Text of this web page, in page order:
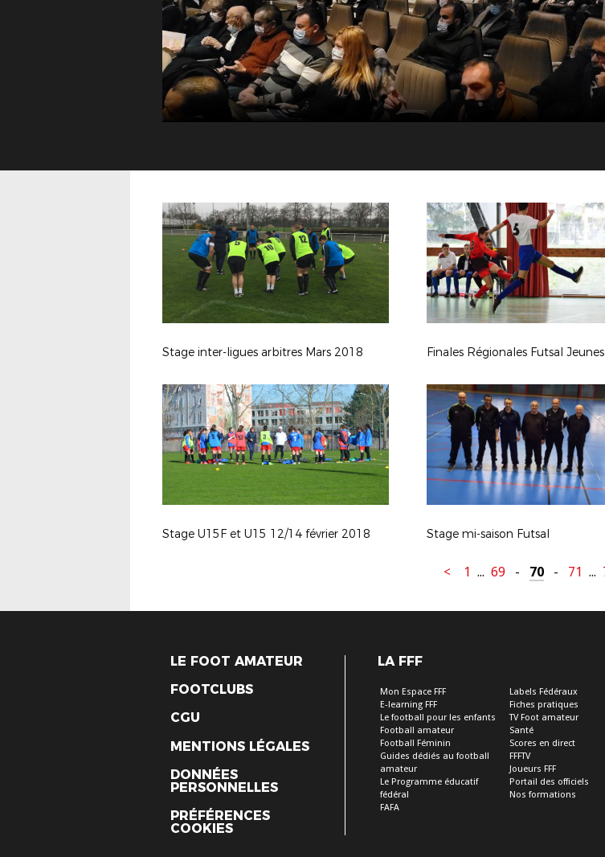
Stage inter-ligues arbitres Mars 2018
Stage U15F et U15 12/14 février 2018 Stage mi-saison Futsal
< 1 ... 69 - 70 - 71 ...
LE FOOT AMATEUR
FOOTCLUBS
CGU
MENTIONS LÉGALES
DONNÉES
PERSONNELLES
PRÉFÉRENCES
COOKIES
LA FFF
Mon Espace FFF
E-learning FFF
Le football pour les enfants
Football amateur
Football Féminin
Guides dédiés au football
amateur
Le Programme éducatif
fédéral
FAFA
Labels Fédéraux
Fiches pratiques
TV Foot amateur
Santé
Scores en direct
FFFTV
Joueurs FFF
Portail des officiels
Nos formations